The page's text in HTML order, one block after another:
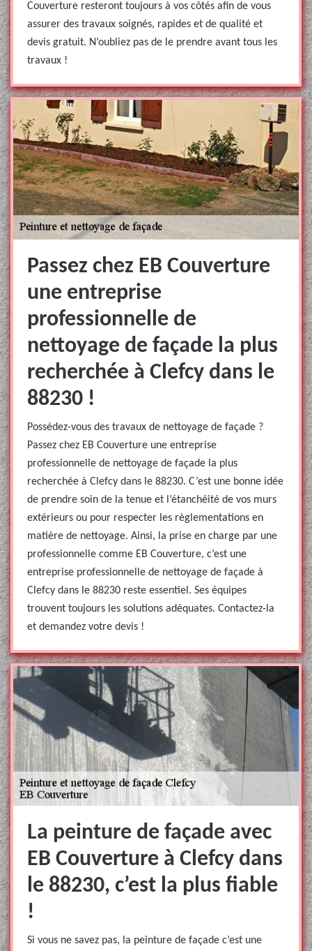
Couverture resteront toujours à vos côtés afin de vous
assurer des travaux soignés, rapides et de qualité et
devis gratuit. N’oubliez pas de le prendre avant tous les
travaux !
Passez chez EB Couverture
une entreprise
professionnelle de
nettoyage de façade la plus
recherchée à Clefcy dans le
88230 !
Possédez-vous des travaux de nettoyage de façade ?
Passez chez EB Couverture une entreprise
professionnelle de nettoyage de façade la plus
recherchée à Clefcy dans le 88230. C’est une bonne idée
de prendre soin de la tenue et l’étanchéité de vos murs
extérieurs ou pour respecter les règlementations en
matière de nettoyage. Ainsi, la prise en charge par une
professionnelle comme EB Couverture, c’est une
entreprise professionnelle de nettoyage de façade à
Clefcy dans le 88230 reste essentiel. Ses équipes
trouvent toujours les solutions adéquates. Contactez-la
et demandez votre devis !
La peinture de façade avec
EB Couverture à Clefcy dans
le 88230, c’est la plus fiable
!
Si vous ne savez pas, la peinture de façade c’est une